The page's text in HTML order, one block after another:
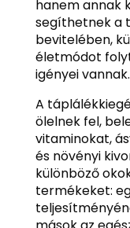
hanem annak
segíthetnek a
bevitelében,
életmódot
igényei vannak.
A
ölelnek fel,
vitaminokat,
és növényi
különböző
termékeket: